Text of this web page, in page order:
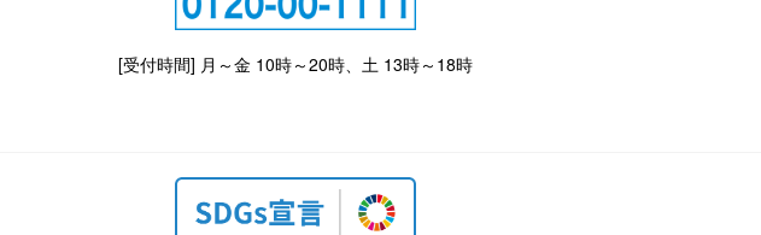
[受付時間] 月～金 10時～20時、土 13時～18時